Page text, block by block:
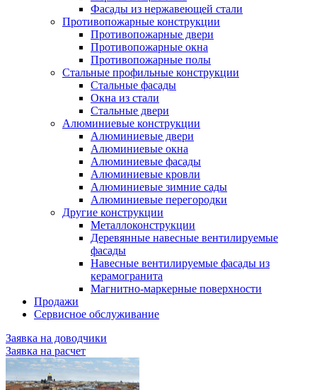
Фасады из нержавеющей стали
Противопожарные конструкции
Противопожарные двери
Противопожарные окна
Противопожарные полы
Стальные профильные конструкции
Стальные фасады
Окна из стали
Стальные двери
Алюминиевые конструкции
Алюминиевые двери
Алюминиевые окна
Алюминиевые фасады
Алюминиевые кровли
Алюминиевые зимние сады
Алюминиевые перегородки
Другие конструкции
Металлоконструкции
Деревянные навесные вентилируемые
фасады
Навесные вентилируемые фасады из
керамогранита
Магнитно-маркерные поверхности
Продажи
Сервисное обслуживание
Заявка на доводчики
Заявка на расчет